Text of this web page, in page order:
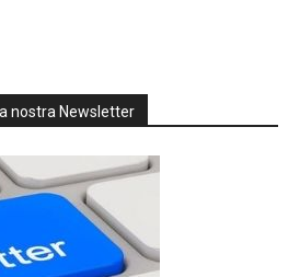
nostra Newsletter